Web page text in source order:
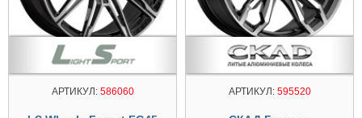
АРТИКУЛ:586060 АРТИКУЛ:595520